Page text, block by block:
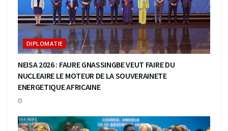
DIPLOMATIE
NEISA 2026 : FAURE GNASSINGBE VEUT FAIRE DU
NUCLEAIRE LE MOTEUR DE LA SOUVERAINETE
ENERGETIQUE AFRICAINE